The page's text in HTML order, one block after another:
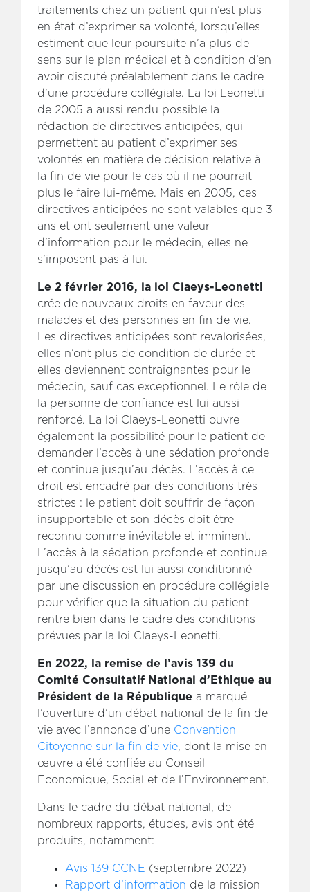
traitements chez un patient qui n’est plus
en état d’exprimer sa volonté, lorsqu’elles
estiment que leur poursuite n’a plus de
sens sur le plan médical et à condition d’en
avoir discuté préalablement dans le cadre
d’une procédure collégiale. La loi Leonetti
de 2005 a aussi rendu possible la
rédaction de directives anticipées, qui
permettent au patient d’exprimer ses
volontés en matière de décision relative à
la fin de vie pour le cas où il ne pourrait
plus le faire lui-même. Mais en 2005, ces
directives anticipées ne sont valables que 3
ans et ont seulement une valeur
d’information pour le médecin, elles ne
s’imposent pas à lui.
Le 2 février 2016, la loi Claeys-Leonetti
crée de nouveaux droits en faveur des
malades et des personnes en fin de vie.
Les directives anticipées sont revalorisées,
elles n’ont plus de condition de durée et
elles deviennent contraignantes pour le
médecin, sauf cas exceptionnel. Le rôle de
la personne de confiance est lui aussi
renforcé. La loi Claeys-Leonetti ouvre
également la possibilité pour le patient de
demander l’accès à une sédation profonde
et continue jusqu’au décès. L’accès à ce
droit est encadré par des conditions très
strictes : le patient doit souffrir de façon
insupportable et son décès doit être
reconnu comme inévitable et imminent.
L’accès à la sédation profonde et continue
jusqu’au décès est lui aussi conditionné
par une discussion en procédure collégiale
pour vérifier que la situation du patient
rentre bien dans le cadre des conditions
prévues par la loi Claeys-Leonetti.
En 2022, la remise de l’avis 139 du
Comité Consultatif National d’Ethique au
Président de la République a marqué
l’ouverture d’un débat national de la fin de
vie avec l’annonce d’une Convention
Citoyenne sur la fin de vie, dont la mise en
œuvre a été confiée au Conseil
Economique, Social et de l’Environnement.
Dans le cadre du débat national, de
nombreux rapports, études, avis ont été
produits, notamment:
Avis 139 CCNE (septembre 2022)
Rapport d’information de la mission